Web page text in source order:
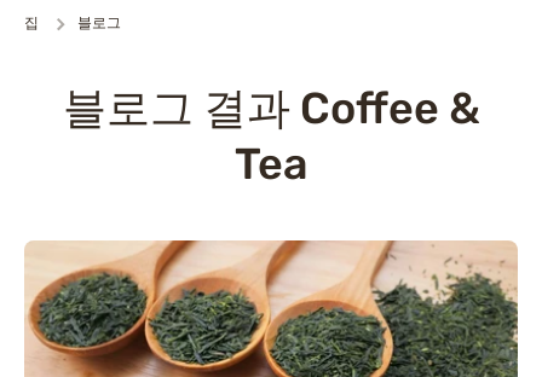
집 블로그
블로그 결과 Coffee &
Tea